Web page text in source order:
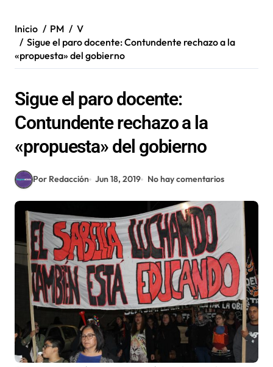
Inicio PM
V
Sigue el paro docente: Contundente rechazo a la
«propuesta» del gobierno
Sigue el paro docente:
Contundente rechazo a la
«propuesta» del gobierno
Por Redacción Jun 18, 2019 No hay comentarios